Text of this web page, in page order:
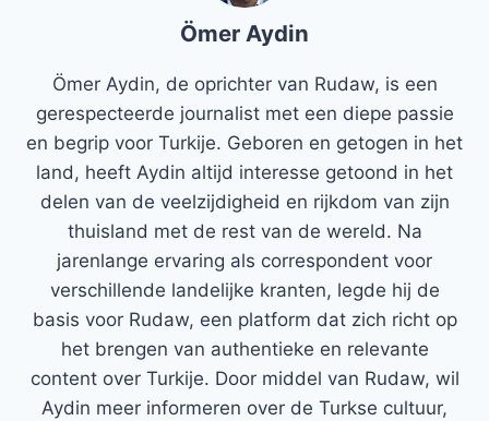
Ömer Aydin
Ömer Aydin, de oprichter van Rudaw, is een
gerespecteerde journalist met een diepe passie
en begrip voor Turkije. Geboren en getogen in het
land, heeft Aydin altijd interesse getoond in het
delen van de veelzijdigheid en rijkdom van zijn
thuisland met de rest van de wereld. Na
jarenlange ervaring als correspondent voor
verschillende landelijke kranten, legde hij de
basis voor Rudaw, een platform dat zich richt op
het brengen van authentieke en relevante
content over Turkije. Door middel van Rudaw, wil
Aydin meer informeren over de Turkse cultuur,